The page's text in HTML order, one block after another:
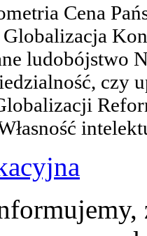
Cena
ludobójstwo
czy